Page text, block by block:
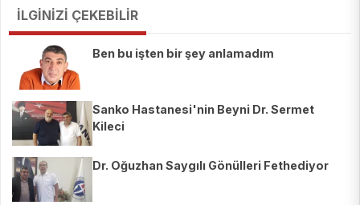
İLGİNİZİ ÇEKEBİLİR
Ben bu işten bir şey anlamadım
Sanko Hastanesi'nin Beyni Dr. Sermet
Kileci
Dr. Oğuzhan Saygılı Gönülleri Fethediyor